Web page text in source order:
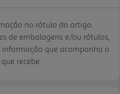
no rótulo do artigo.
de embalagens e/ou rótulos,
informação que acompanha o
recebe.